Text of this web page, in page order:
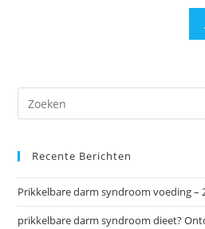
Recente Berichten
Prikkelbare darm syndroom voeding
prikkelbare darm syndroom dieet?